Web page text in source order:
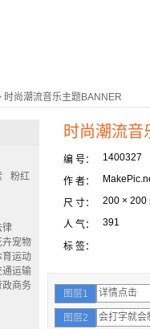
时尚潮流音乐主题BANNER
粉红
律
卉宠物
育运动
通运输
政商务
时尚潮流音
编 号： 1400327
作 者：
尺 寸： 200 × 200
人 气： 391
标 签：
图层1
图层2